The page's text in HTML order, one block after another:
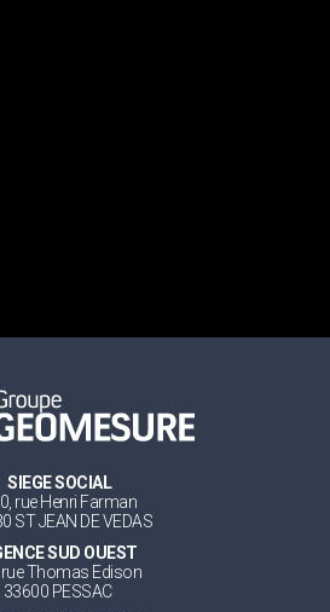
SIEGE SOCIAL
rue Henri Farman
ST JEAN DE VEDAS
SUD OUEST
rue Thomas Edison
33600 PESSAC